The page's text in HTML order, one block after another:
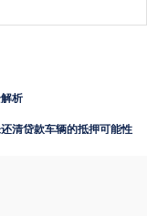
析
清贷款车辆的抵押可能性